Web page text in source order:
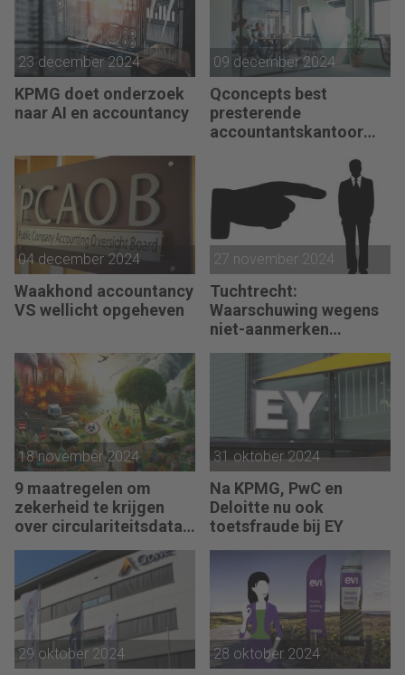
23 december 2024
KPMG doet onderzoek
naar AI en accountancy
09 december 2024
Qconcepts best
presterende
accountantskantoor
04 december 2024
Waakhond accountancy
VS wellicht opgeheven
27 november 2024
Tuchtrecht:
Waarschuwing wegens
niet-aanmerken
juridische kosten als
‘significante
aangelegenheid’
18 november 2024
9 maatregelen om
zekerheid te krijgen
over circulariteitsdata
31 oktober 2024
Na KPMG, PwC en
Deloitte nu ook
toetsfraude bij EY
29 oktober 2024 28 oktober 2024